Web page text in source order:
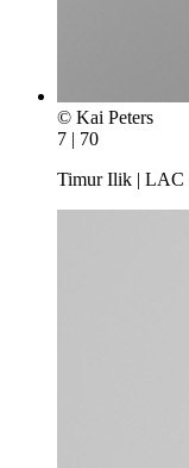
© Kai Peters
7 | 70
Timur Ilik | LAC